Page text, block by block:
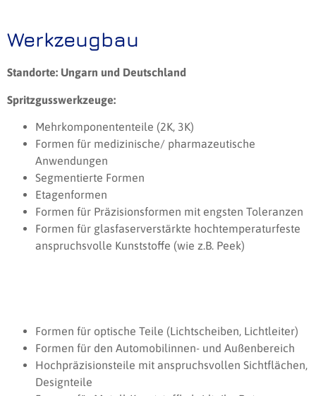
Werkzeugbau
Standorte: Ungarn und Deutschland
Spritzgusswerkzeuge:
Mehrkomponententeile (2K, 3K)
Formen für medizinische/ pharmazeutische
Anwendungen
Segmentierte Formen
Etagenformen
Formen für Präzisionsformen mit engsten Toleranzen
Formen für glasfaserverstärkte hochtemperaturfeste
anspruchsvolle Kunststoffe (wie z.B. Peek)
Formen für optische Teile (Lichtscheiben, Lichtleiter)
Formen für den Automobilinnen- und Außenbereich
Hochpräzisionsteile mit anspruchsvollen Sichtflächen,
Designteile